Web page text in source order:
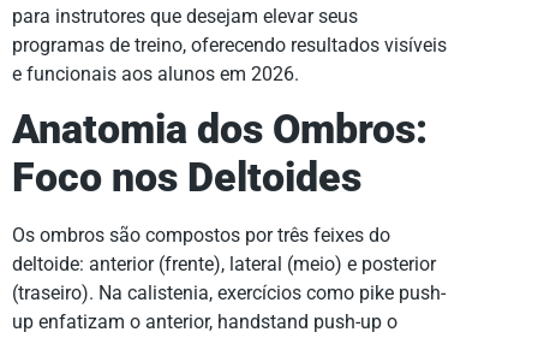
para instrutores que desejam elevar seus
programas de treino, oferecendo resultados visíveis
e funcionais aos alunos em 2026.
Anatomia dos Ombros:
Foco nos Deltoides
Os ombros são compostos por três feixes do
deltoide: anterior (frente), lateral (meio) e posterior
(traseiro). Na calistenia, exercícios como pike push-
up enfatizam o anterior, handstand push-up o